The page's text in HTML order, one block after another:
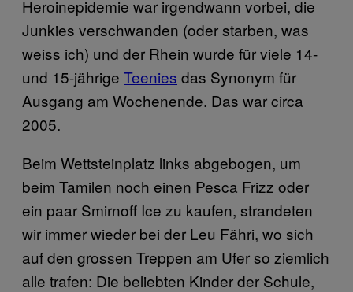
Heroinepidemie war irgendwann vorbei, die
Junkies verschwanden (oder starben, was
weiss ich) und der Rhein wurde für viele 14-
und 15-jährige Teenies das Synonym für
Ausgang am Wochenende. Das war circa
2005.
Beim Wettsteinplatz links abgebogen, um
beim Tamilen noch einen Pesca Frizz oder
ein paar Smirnoff Ice zu kaufen, strandeten
wir immer wieder bei der Leu Fähri, wo sich
auf den grossen Treppen am Ufer so ziemlich
alle trafen: Die beliebten Kinder der Schule,